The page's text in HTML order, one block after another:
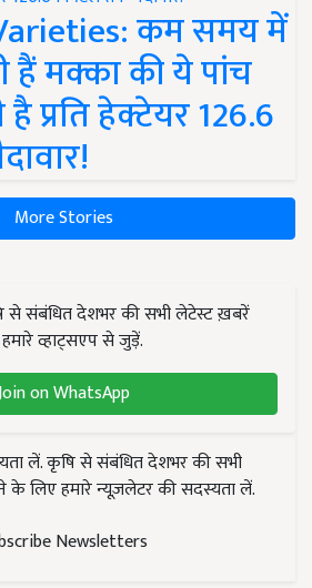
कम समय में
हैं मक्का की ये पांच
प्रति हेक्टेयर 126.6
More Stories
से संबंधित देशभर की सभी लेटेस्ट ख़बरें
व्हाट्सएप से जुड़ें.
on WhatsApp
लें. कृषि से संबंधित देशभर की सभी
लिए हमारे न्यूज़लेटर की सदस्यता लें.
Newsletters